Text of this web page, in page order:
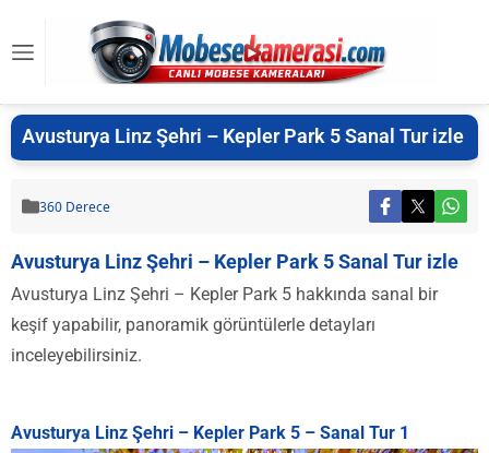
Avusturya Linz Şehri – Kepler Park 5 Sanal Tur izle
360 Derece
Avusturya Linz Şehri – Kepler Park 5 Sanal Tur izle
Avusturya Linz Şehri – Kepler Park 5 hakkında sanal bir
keşif yapabilir, panoramik görüntülerle detayları
inceleyebilirsiniz.
Avusturya Linz Şehri – Kepler Park 5 – Sanal Tur 1